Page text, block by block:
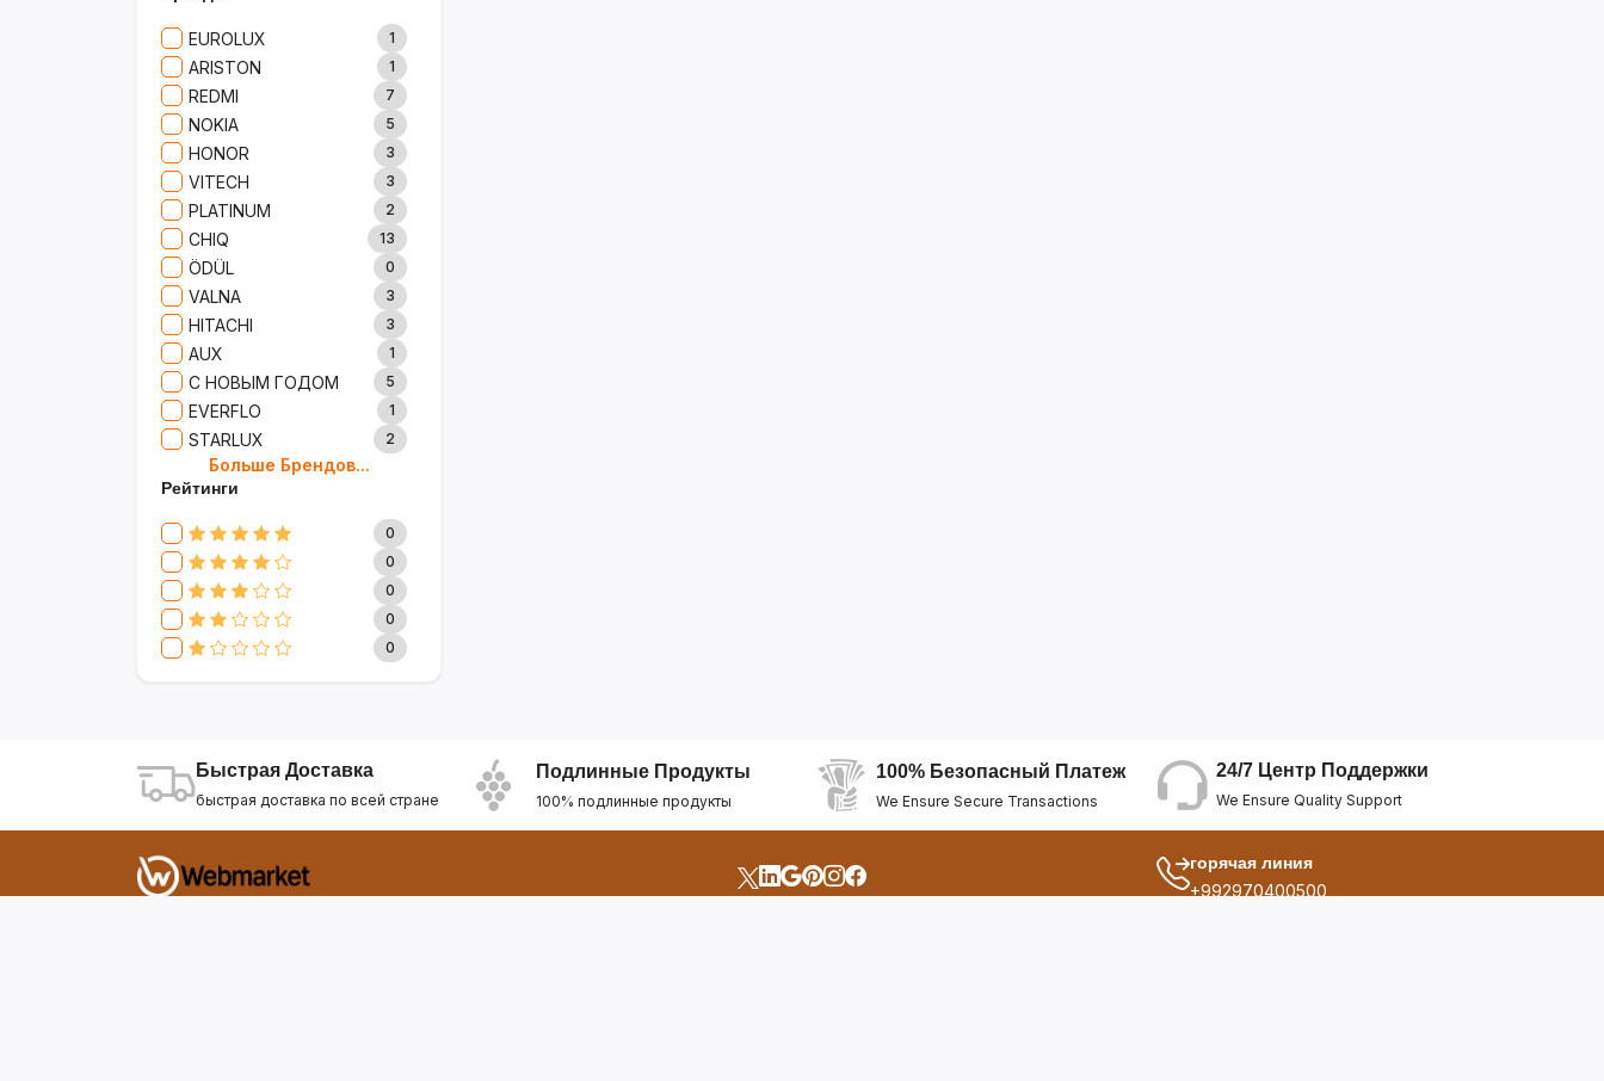
Сад И Дача 52
Аксессуары 61
Игрушки 15
Одежда 5
Сумки И Рюкзаки 27
Ремонт 13
Продукты 35
Детские Товары 72
Бытовая Химия 91
Хобби 40
EUROLUX 1
ARISTON 1
REDMI 7
NOKIA 5
HONOR 3
VITECH 3
PLATINUM 2
CHIQ 13
ÖDÜL 0
VALNA 3
HITACHI 3
AUX 1
С НОВЫМ ГОДОМ 5
EVERFLO 1
STARLUX 2
BOSCH
MARY KAY
TRICHUP 20
CLIVE & KEIRA 17
SEVAVEREK 6
DSP 0
SUPER CREST 4
2
APPLE
AOTE 7
ELEMENT
INTEX 0
Больше Брендов...
Рейтинги
0
0
0
0
0
Быстрая Доставка
быстрая доставка по всей стране
Подлинные Продукты
100% подлинные продукты
100% Безопасный Платеж
We Ensure Secure Transactions
24/7 Центр Поддержки
We Ensure Quality Support
горячая линия
+992970400500